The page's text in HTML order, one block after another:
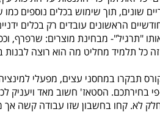
שונים, תוך שימוש בכלים נוספים כמו
הראשונים עובדים רק בכלים
"תרגיל"- מבחינת מוצרים: שרפרף,
כל תלמיד מחליט מה הוא רוצה לבנות
תבקרו במחסני עצים, מפעלי
בחירתכם. הסטאז' חשוב מאד ויעניק
לא. קחו בחשבון שזו עבודה קשה אך